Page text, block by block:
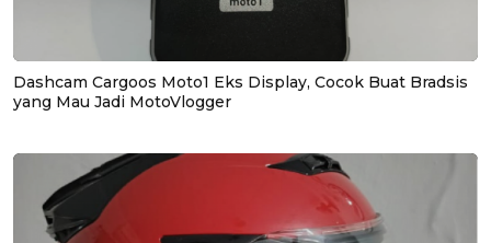
Dashcam Cargoos Moto1 Eks Display, Cocok Buat Bradsis
yang Mau Jadi MotoVlogger